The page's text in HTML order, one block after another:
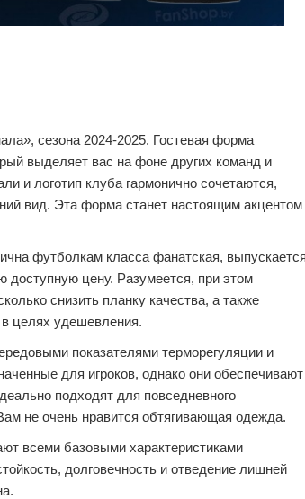
сезона 2024-2025. Гостевая форма
выделяет вас на фоне других команд и
и логотип клуба гармонично сочетаются,
вид. Эта форма станет настоящим акцентом
футболкам класса фанатская, выпускается
доступную цену. Разумеется, при этом
снизить планку качества, а также
целях удешевления.
показателями терморегуляции и
для игроков, однако они обеспечивают
подходят для повседневного
не очень нравится обтягивающая одежда.
всеми базовыми характеристиками
долговечность и отведение лишней